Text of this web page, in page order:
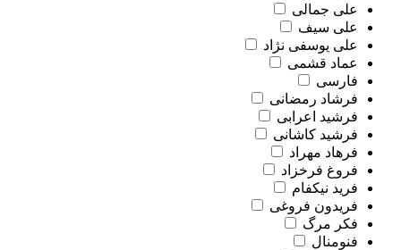
علی جمالی
علی سیف
علی یوسفی نژاد
عماد قشمی
فارسی
فرشاد رمضانی
فرشید اعرابی
فرشید کاشانی
فرهاد مهراد
فروغ فرخزاد
فرید نیکفام
فریدون فروغی
فکر مرگ
فنومنال